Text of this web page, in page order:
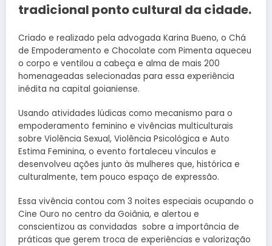
tradicional ponto cultural da cidade.
Criado e realizado pela advogada Karina Bueno, o Chá
de Empoderamento e Chocolate com Pimenta aqueceu
o corpo e ventilou a cabeça e alma de mais 200
homenageadas selecionadas para essa experiência
inédita na capital goianiense.
Usando atividades lúdicas como mecanismo para o
empoderamento feminino e vivências multiculturais
sobre Violência Sexual, Violência Psicológica e Auto
Estima Feminina, o evento fortaleceu vínculos e
desenvolveu ações junto às mulheres que, histórica e
culturalmente, tem pouco espaço de expressão.
Essa vivência contou com 3 noites especiais ocupando o
Cine Ouro no centro da Goiânia, e alertou e
conscientizou as convidadas sobre a importância de
práticas que gerem troca de experiências e valorização